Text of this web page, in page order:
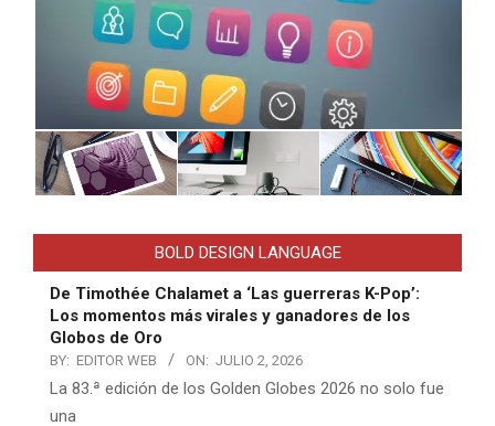
BOLD DESIGN LANGUAGE
De Timothée Chalamet a ‘Las guerreras K-Pop’:
Los momentos más virales y ganadores de los
Globos de Oro
BY: EDITOR WEB ON: JULIO 2, 2026
La 83.ª edición de los Golden Globes 2026 no solo fue
una